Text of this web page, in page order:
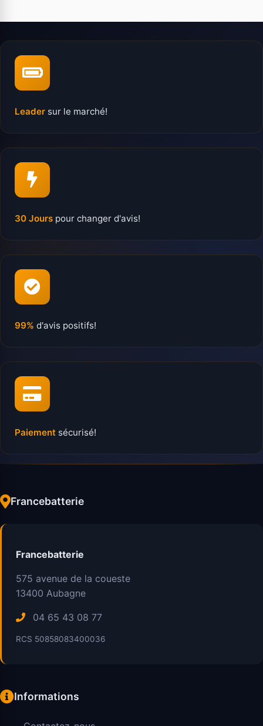
Leader sur le marché!
30 Jours pour changer d'avis!
99% d'avis positifs!
Paiement sécurisé!
Francebatterie
Francebatterie
575 avenue de la coueste
13400 Aubagne
04 65 43 08 77
RCS 50858083400036
Informations